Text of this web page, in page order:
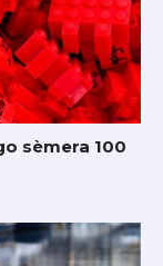
sèmera 100